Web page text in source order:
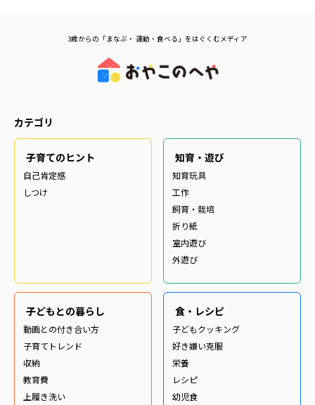
3歳からの「まなぶ・ 運動・食べる」をはぐくむメディア
カテゴリ
子育てのヒント
自己肯定感
しつけ
知育・遊び
知育玩具
工作
飼育・栽培
折り紙
室内遊び
外遊び
子どもとの暮らし
動画との付き合い方
子育てトレンド
収納
教育費
上履き洗い
食・レシピ
子どもクッキング
好き嫌い克服
栄養
レシピ
幼児食